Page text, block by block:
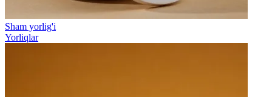
Sham yorlig'i
Yorliqlar